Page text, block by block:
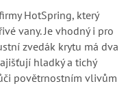
HotSpring, který
vany. Je vhodný i pro
zvedák krytu má dva
hladký a tichý
povětrnostním vlivům